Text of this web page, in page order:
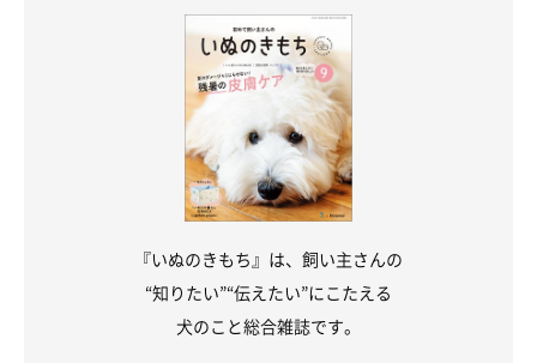
『いぬのきもち』は、飼い主さんの
“知りたい”“伝えたい”にこたえる
犬のこと総合雑誌です。